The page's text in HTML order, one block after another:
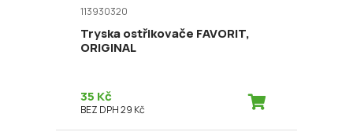
113930320
Tryska ostřikovače FAVORIT,
ORIGINAL
35 Kč
BEZ DPH 29 Kč